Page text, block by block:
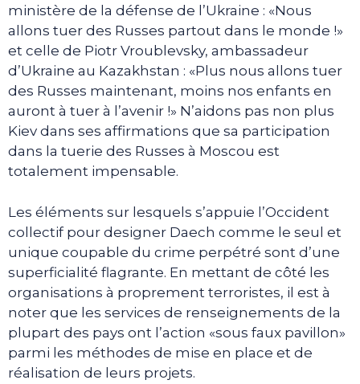
ministère de la défense de l’Ukraine : «Nous
allons tuer des Russes partout dans le monde !»
et celle de Piotr Vroublevsky, ambassadeur
d’Ukraine au Kazakhstan : «Plus nous allons tuer
des Russes maintenant, moins nos enfants en
auront à tuer à l’avenir !» N’aidons pas non plus
Kiev dans ses affirmations que sa participation
dans la tuerie des Russes à Moscou est
totalement impensable.
Les éléments sur lesquels s’appuie l’Occident
collectif pour designer Daech comme le seul et
unique coupable du crime perpétré sont d’une
superficialité flagrante. En mettant de côté les
organisations à proprement terroristes, il est à
noter que les services de renseignements de la
plupart des pays ont l’action «sous faux pavillon»
parmi les méthodes de mise en place et de
réalisation de leurs projets.